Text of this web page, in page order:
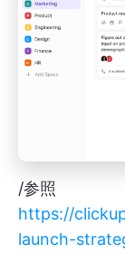
/参照
https://
launch-